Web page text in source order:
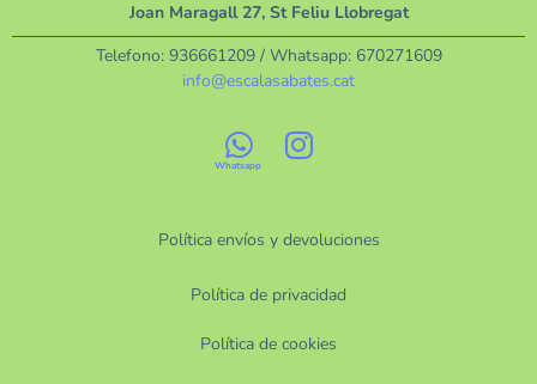
Política envíos y devoluciones
Política de privacidad
Política de cookies
Joan Maragall 27, St Feliu Llobregat
Telefono: 936661209/ Whatsapp: 670271609
info@escalasabates.cat